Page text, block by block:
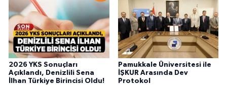
2026 YKS Sonuçları
Açıklandı, Denizlili Sena
İlhan Türkiye Birincisi Oldu!
Pamukkale Üniversitesi ile
İŞKUR Arasında Dev
Protokol